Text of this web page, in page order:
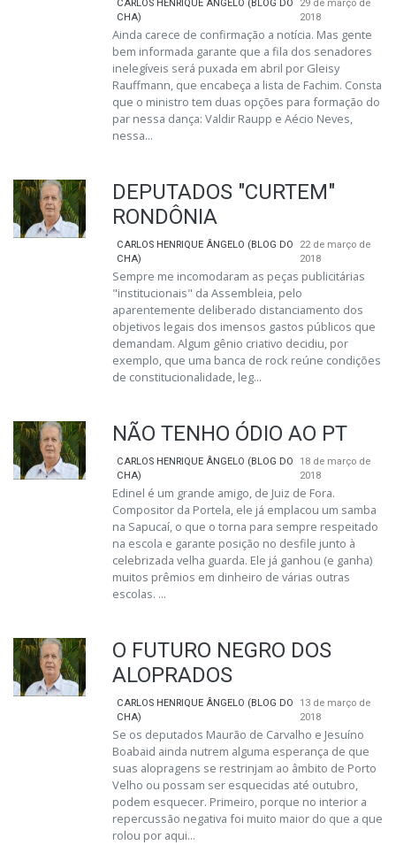
CARLOS HENRIQUE ÂNGELO (BLOG DO
CHA)
29 de março de
2018
Ainda carece de confirmação a notícia. Mas gente
bem informada garante que a fila dos senadores
inelegíveis será puxada em abril por Gleisy
Rauffmann, que encabeça a lista de Fachim. Consta
que o ministro tem duas opções para formação do
par nessa dança: Valdir Raupp e Aécio Neves,
nessa...
DEPUTADOS "CURTEM"
RONDÔNIA
CARLOS HENRIQUE ÂNGELO (BLOG DO
CHA)
22 de março de
2018
Sempre me incomodaram as peças publicitárias
"institucionais" da Assembleia, pelo
aparentemente deliberado distanciamento dos
objetivos legais dos imensos gastos públicos que
demandam. Algum gênio criativo decidiu, por
exemplo, que uma banca de rock reúne condições
de constitucionalidade, leg...
NÃO TENHO ÓDIO AO PT
CARLOS HENRIQUE ÂNGELO (BLOG DO
CHA)
18 de março de
2018
Edinel é um grande amigo, de Juiz de Fora.
Compositor da Portela, ele já emplacou um samba
na Sapucaí, o que o torna para sempre respeitado
na escola e garante posição no desfile junto à
celebrizada velha guarda. Ele já ganhou (e ganha)
muitos prêmios em dinheiro de várias outras
escolas. ...
O FUTURO NEGRO DOS
ALOPRADOS
CARLOS HENRIQUE ÂNGELO (BLOG DO
CHA)
13 de março de
2018
Se os deputados Maurão de Carvalho e Jesuíno
Boabaid ainda nutrem alguma esperança de que
suas alopragens se restrinjam ao âmbito de Porto
Velho ou possam ser esquecidas até outubro,
podem esquecer. Primeiro, porque no interior a
repercussão negativa foi muito maior do que a que
rolou por aqui...